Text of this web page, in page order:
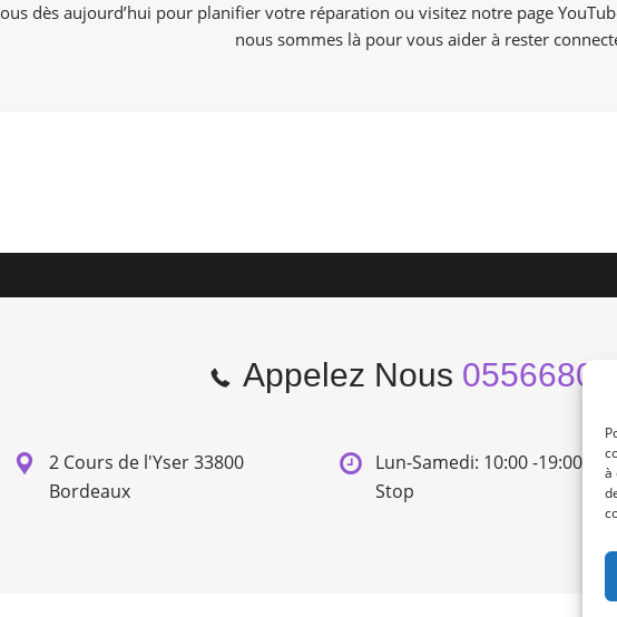
à
dès aujourd’hui pour planifier votre réparation ou visitez notre page
nous sommes là pour vous aider à rester
Appelez Nous
2 Cours de l'Yser 33800
Bordeaux
Lun-Samedi: 10:00 -19:00
Stop